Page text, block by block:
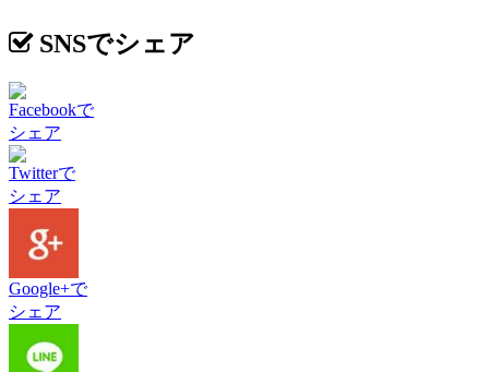
SNSでシェア
Facebookで
シェア
Twitterで
シェア
Google+で
シェア